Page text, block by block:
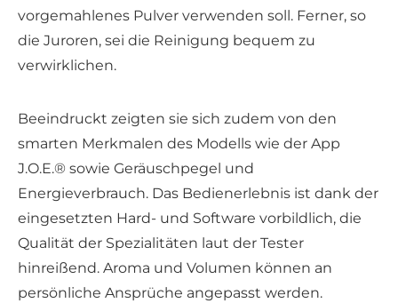
vorgemahlenes Pulver verwenden soll. Ferner, so
die Juroren, sei die Reinigung bequem zu
verwirklichen.
Beeindruckt zeigten sie sich zudem von den
smarten Merkmalen des Modells wie der App
J.O.E.® sowie Geräuschpegel und
Energieverbrauch. Das Bedienerlebnis ist dank der
eingesetzten Hard- und Software vorbildlich, die
Qualität der Spezialitäten laut der Tester
hinreißend. Aroma und Volumen können an
persönliche Ansprüche angepasst werden.